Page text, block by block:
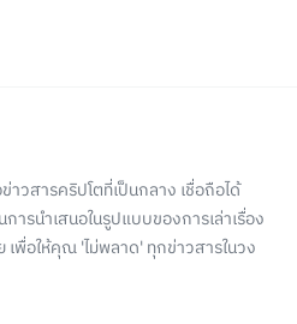
าวสารคริปโตที่เป็นกลาง เชื่อถือได้
ารนำเสนอในรูปแบบของการเล่าเรื่อง
เพื่อให้คุณ 'ไม่พลาด' ทุกข่าวสารในวง